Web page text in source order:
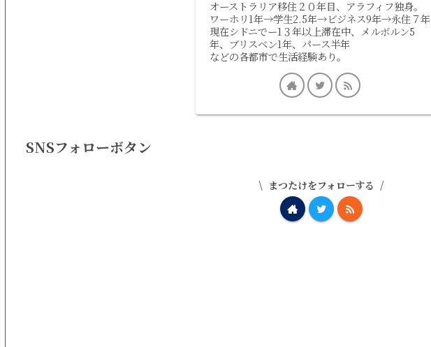
オーストラリア移住２０年目、アラフィフ独身。
ワーホリ1年→学生2.5年→ビジネス9年→永住７年
現在シドニでー1３年以上滞在中、メルボルン5
年、ブリスベン1年、パース半年
などの各都市で生活経験あり。
SNSフォローボタン
まつたけをフォローする